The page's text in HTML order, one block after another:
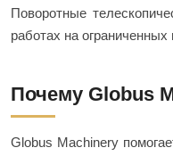
Поворотные
работах на
Почему Globus
Globus Machinery